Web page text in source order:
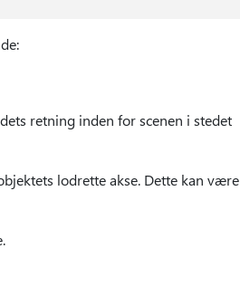
retning inden for scenen i stedet
lodrette akse. Dette kan være